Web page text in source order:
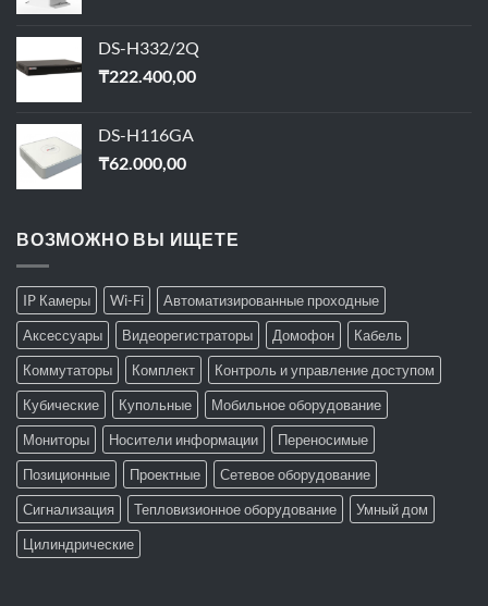
DS-H332/2Q
₸222.400,00
DS-H116GA
₸62.000,00
ВОЗМОЖНО ВЫ ИЩЕТЕ
IP Камеры Wi-Fi
Автоматизированные проходные
Аксессуары
Видеорегистраторы Домофон
Кабель
Коммутаторы
Комплект
Контроль и управление доступом
Кубические
Купольные
Мобильное оборудование
Мониторы
Носители информации
Переносимые
Позиционные
Проектные
Сетевое оборудование
Сигнализация
Тепловизионное оборудование
Умный дом
Цилиндрические